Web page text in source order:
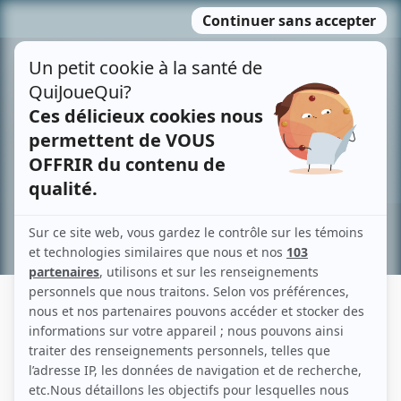
MENU
contenu
Recherche avancée »
CLARA PRÉVOST
Liens
Fiche de Clara Prévost sur Showbizz.net